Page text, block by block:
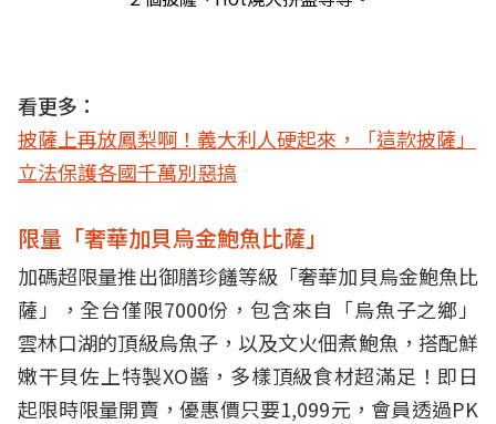
看更多：
披薩上再放鳳梨啊！義大利人硬起來，「這款披薩」
立法保護各國千萬別惡搞
限量「奢華加貝烏金鮑魚比薩」
加碼超限量推出御膳珍饈等級「奢華加貝烏金鮑魚比
薩」，全台僅限7000份，包含來自「烏魚子之鄉」
雲林口湖的頂級烏魚子，以及文火佃煮鮑魚，搭配鮮
嫩干貝佐上特製XO醬，多樣頂級食材超滿足！即日
起限時限量開賣，優惠價只要1,099元，會員透過PK